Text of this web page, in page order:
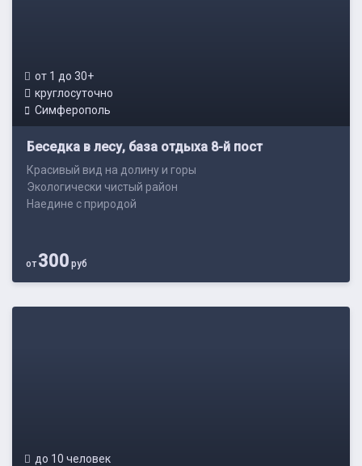
от 1 до 30+
круглосуточно
Симферополь
Беседка в лесу, база отдыха 8-й пост
Красивый вид на долину и горы
Экологически чистый район
Наедине с природой
от300 руб
до 10 человек